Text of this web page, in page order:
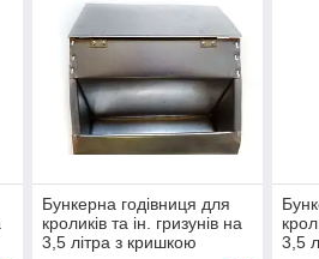
Бункерна годівниця для
кроликів та ін. гризунів на
3,5 літра з кришкою
3,5